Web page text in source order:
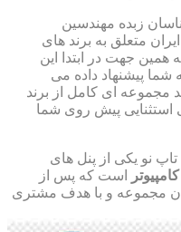
زبده مهندسین
متعلق به برند های
همین جهت در ابتدا این
شما پیشنهاد داده می
مجموعه ای کامل از برند
استثنایی پیش روی شما
نو یکی از پنل های
است که پس از
مجموعه و با هدف مشتری